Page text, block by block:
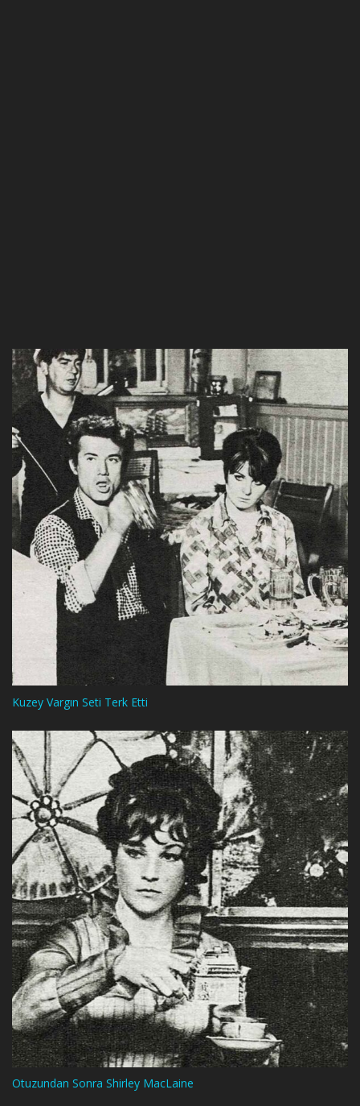
Kuzey Vargın Seti Terk Etti
Otuzundan Sonra Shirley MacLaine